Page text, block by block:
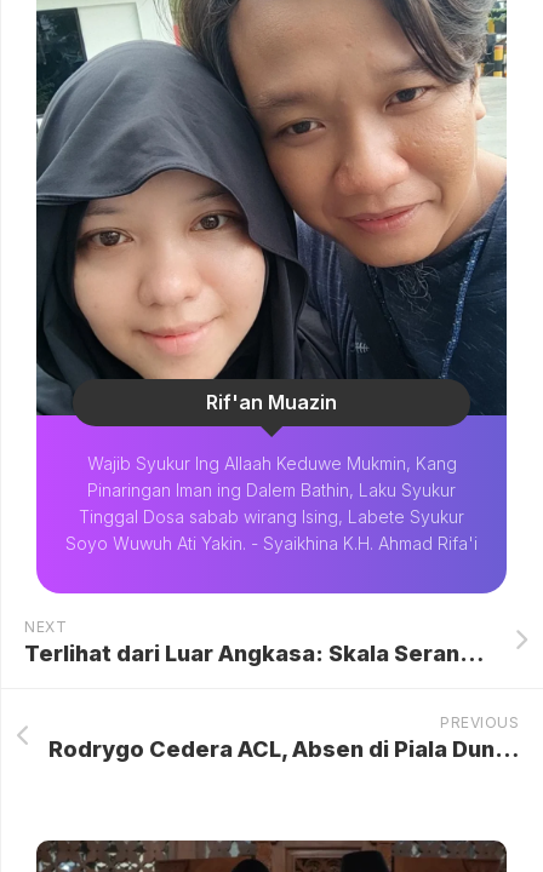
Rif'an Muazin
Wajib Syukur Ing Allaah Keduwe Mukmin, Kang
Pinaringan Iman ing Dalem Bathin, Laku Syukur
Tinggal Dosa sabab wirang Ising, Labete Syukur
Soyo Wuwuh Ati Yakin. - Syaikhina K.H. Ahmad Rifa'i
NEXT
Terlihat dari Luar Angkasa: Skala Serangan Iran di Timur Tengah
PREVIOUS
Rodrygo Cedera ACL, Absen di Piala Dunia 2026 dan Musim Berakhir